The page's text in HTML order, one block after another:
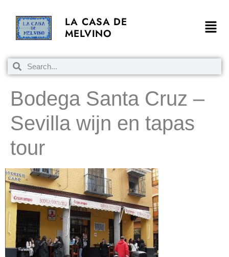
LA CASA DE
MELVINO
Bodega Santa Cruz –
Sevilla wijn en tapas
tour